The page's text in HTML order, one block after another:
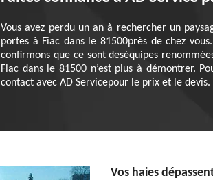
Vous avez perdu un an à rechercher un
portes à Fiac dans le 81500près de chez
confirmons que ce sont deséquipes
Fiac dans le 81500 n’est plus à démontrer.
contact avec AD Servicepour le prix et le devis.
Vos haies